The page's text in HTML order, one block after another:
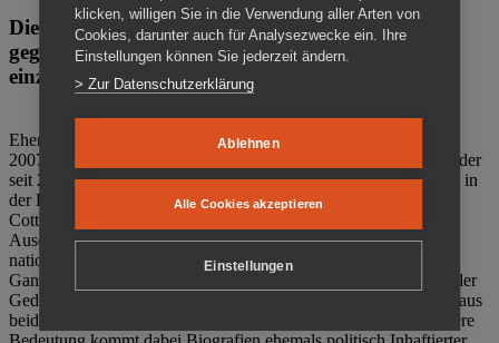
Die Gedenkstätte Zuchthaus Cottbus ist ein Ort
gegen das Vergessen. Anschaulich, nah und
einzigartig.
Ehemalige politische Häftlinge der DDR gründeten im Oktober
2007 den Verein Menschenrechtszentrum Cottbus e. V. (MRZ), der
seit 2011 Eigentümer des ehemaligen Gefängnisses (1860-2002) in
der Bautzener Straße und Träger der Gedenkstätte Zuchthaus
Cottbus ist. Im Zentrum der Arbeit der Gedenkstätte steht die
Auseinandersetzung mit politischem Unrecht während der
nationalsozialistischen Terrorherrschaft und der SED-Diktatur.
Ganzjährig zeigen mehrere Dauer- und Sonderausstellungen in der
Gedenkstätte Zuchthaus Cottbus Beispiele politischen Unrechts aus
beiden deutschen Diktaturen des 20. Jahrhunderts. Eine besondere
klicken, willigen Sie in die Verwendung aller Arten von
Cookies, darunter auch für Analysezwecke ein. Ihre
Einstellungen können Sie jederzeit ändern.
> Zur Datenschutzerklärung
Ablehnen
Alle Cookies akzeptieren
Einstellungen